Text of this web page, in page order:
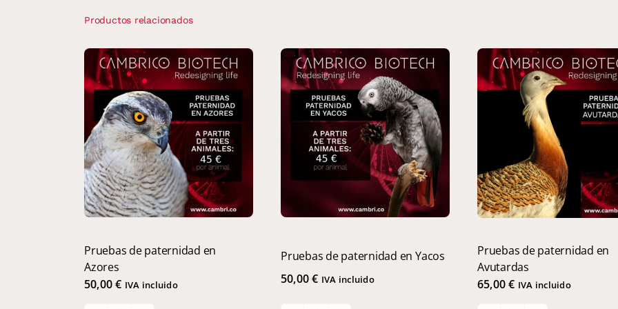
Productos relacionados
Pruebas de paternidad en
Azores
50,00€ IVA incluido
Pruebas de paternidad en Yacos
50,00€ IVA incluido
Pruebas de paternidad en
Avutardas
65,00€ IVA incluido